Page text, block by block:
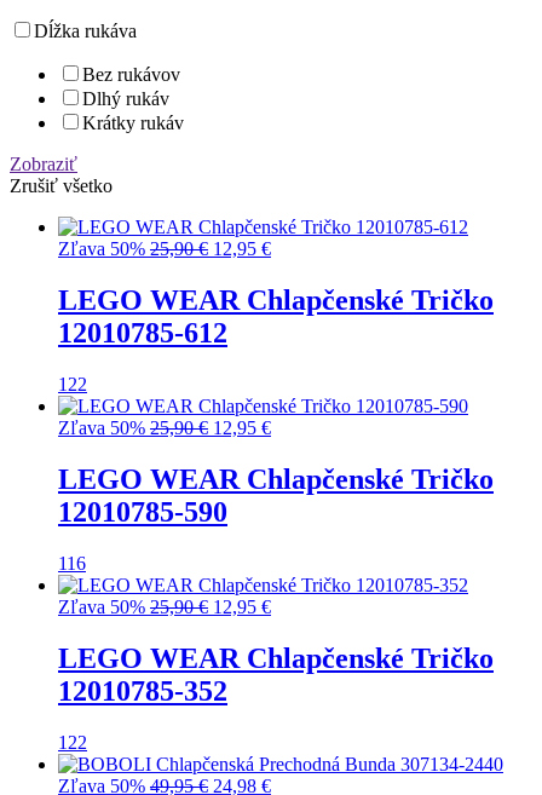
Dĺžka rukáva
Bez rukávov
Dlhý rukáv
Krátky rukáv
Zobraziť
Zrušiť všetko
Zľava 50% 25,90€ Pôvodná
bola:
25,90 €.
12,95 €Aktuálna
je:
12,95 €.
LEGO WEAR Chlapčenské Tričko
12010785-612
122
Zľava 50% 25,90€ Pôvodná
bola:
25,90 €.
12,95 €Aktuálna
je:
12,95 €.
LEGO WEAR Chlapčenské Tričko
12010785-590
116
Zľava 50% 25,90€ Pôvodná
bola:
25,90 €.
12,95 €Aktuálna
je:
12,95 €.
LEGO WEAR Chlapčenské Tričko
12010785-352
122
Zľava 50% 49,95€ Pôvodná
24,98 €Aktuálna